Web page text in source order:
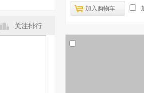
关注排行
加入购物车